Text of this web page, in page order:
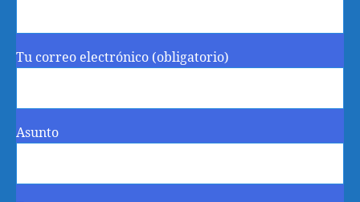
Tu correo electrónico (obligatorio)
Asunto